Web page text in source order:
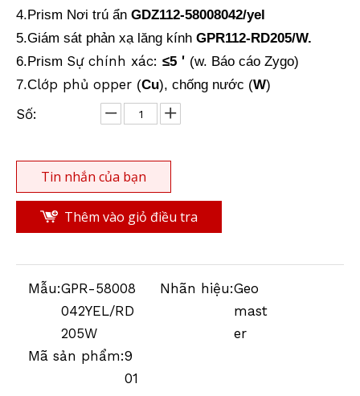
4.Prism Nơi trú ẩn GDZ112-58008042/yel
5.Giám sát phản xạ lăng kính GPR112-RD205/W.
6.Prism Sự chính xác: ≤5 ' (w. Báo cáo Zygo)
7.Clớp phủ opper (Cu), chống nước (W)
Số:
Tin nhắn của bạn
Thêm vào giỏ điều tra
Mẫu:GPR-58008
042YEL/RD
205W
Nhãn hiệu:Geo
mast
er
Mã sản phẩm:9
01